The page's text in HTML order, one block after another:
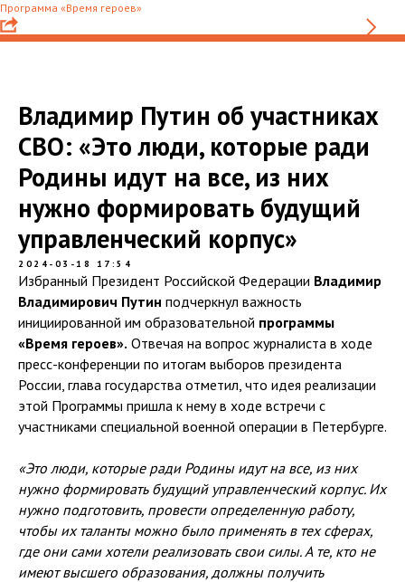
Программа «Время героев»
Владимир Путин об участниках
СВО: «Это люди, которые ради
Родины идут на все, из них
нужно формировать будущий
управленческий корпус»
2024-03-18 17:54
Избранный Президент Российской Федерации Владимир
Владимирович Путин подчеркнул важность
инициированной им образовательной программы
«Время героев». Отвечая на вопрос журналиста в ходе
пресс-конференции по итогам выборов президента
России, глава государства отметил, что идея реализации
этой Программы пришла к нему в ходе встречи с
участниками специальной военной операции в Петербурге.
«Это люди, которые ради Родины идут на все, из них
нужно формировать будущий управленческий корпус. Их
нужно подготовить, провести определенную работу,
чтобы их таланты можно было применять в тех сферах,
где они сами хотели реализовать свои силы. А те, кто не
имеют высшего образования, должны получить